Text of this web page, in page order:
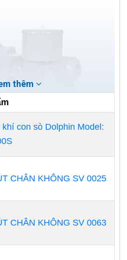
nghiệp đặt cạn
và phổ biến hơn vì được
thực hiện nhiệm vụ sục khí
để cung cấp lượng oxy cần
thổi khí công nghiệp đặt
lo lắng nhiều như loại đặt
phải tiếp xúc trực tiếp với
thêm
khí con sò Dolphin Model:
CHÂN KHÔNG SV 0025
CHÂN KHÔNG SV 0063